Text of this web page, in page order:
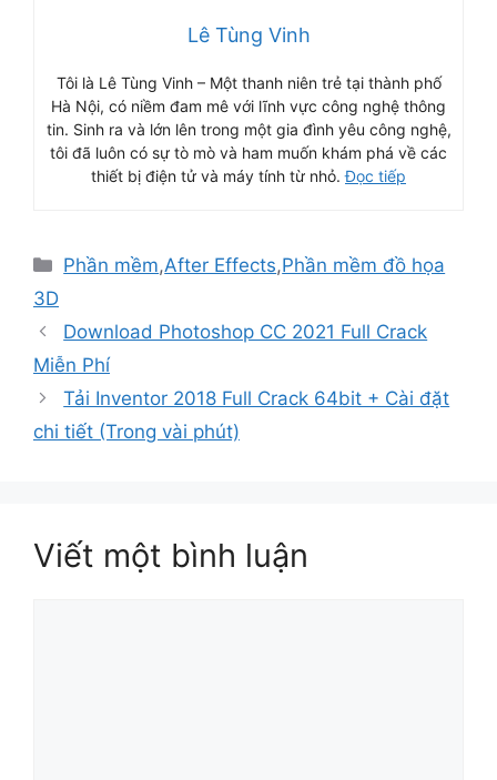
Lê Tùng Vinh
Tôi là Lê Tùng Vinh – Một thanh niên trẻ tại thành phố
Hà Nội, có niềm đam mê với lĩnh vực công nghệ thông
tin. Sinh ra và lớn lên trong một gia đình yêu công nghệ,
tôi đã luôn có sự tò mò và ham muốn khám phá về các
thiết bị điện tử và máy tính từ nhỏ.Đọc tiếp
Danh
Phần mềm,After Effects,Phần mềm đồ họa
3D
Download Photoshop CC 2021 Full Crack
Miễn Phí
Tải Inventor 2018 Full Crack 64bit + Cài đặt
chi tiết (Trong vài phút)
Viết một bình luận